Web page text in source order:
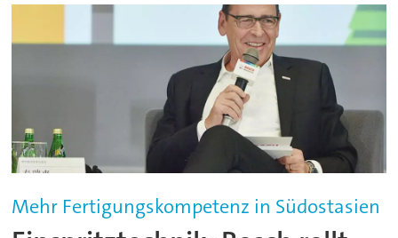
Mehr Fertigungskompetenz in Südostasien